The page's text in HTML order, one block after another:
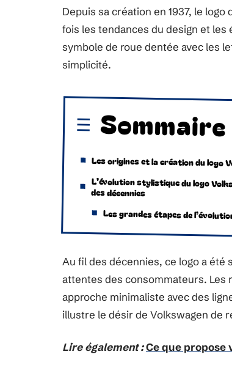
Depuis sa création en 1937, le
fois les tendances du design et
symbole de roue dentée avec les
simplicité.
Sommaire
Les origines et la création du logo
L’évolution stylistique du logo
des décennies
Les grandes étapes de
Au fil des décennies, ce logo a été
attentes des consommateurs. Les
approche minimaliste avec des
illustre le désir de Volkswagen de
Lire également :Ce que propose